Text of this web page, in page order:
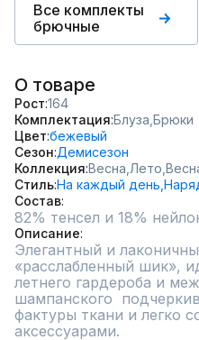
Все комплекты
брючные
О товаре
Рост 164
Комплектация Блуза, Брюки
Цвет бежевый
Сезон Демисезон
Коллекция Весна, Лето,
СтильНа каждый день,
Состав
Описание
Элегантный и
«расслабленный шик»,
летнего гардероба и
шампанского
фактуры ткани и легко
аксессуарами.